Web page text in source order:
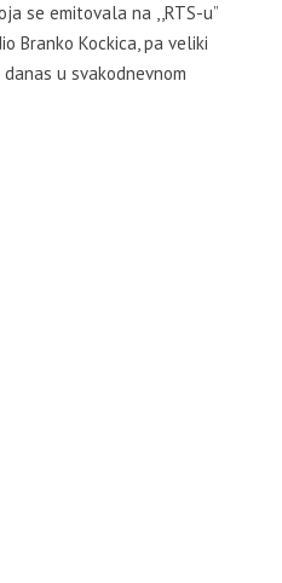
se emitovala na ,,RTS-u”
Branko Kockica, pa veliki
u svakodnevnom